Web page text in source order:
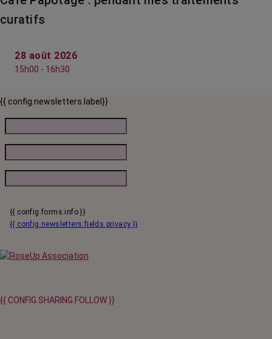
curatifs
28 août 2026
15h00 - 16h30
{{ config.newsletters.label}}
{{ config.forms.info }}
{{ config.newsletters.fields.privacy }}
{{ CONFIG.SHARING.FOLLOW }}